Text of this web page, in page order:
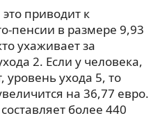
приводит к
пенсии в размере 9,93
ухаживает за
2. Если у человека,
ухода 5, то
на 36,77 евро.
более 440